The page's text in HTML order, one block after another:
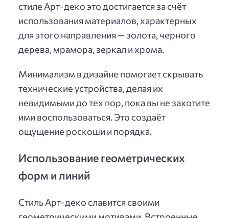
стиле Арт-деко это достигается за счёт
использования материалов, характерных
для этого направления — золота, черного
дерева, мрамора, зеркал и хрома.
Минимализм в дизайне помогает скрывать
технические устройства, делая их
невидимыми до тех пор, пока вы не захотите
ими воспользоваться. Это создаёт
ощущение роскоши и порядка.
Использование геометрических
форм и линий
Стиль Арт-деко славится своими